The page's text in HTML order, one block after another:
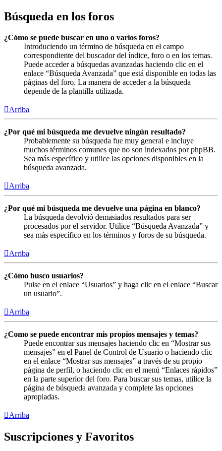
Búsqueda en los foros
¿Cómo se puede buscar en uno o varios foros?
Introduciendo un término de búsqueda en el campo
correspondiente del buscador del índice, foro o en los temas.
Puede acceder a búsquedas avanzadas haciendo clic en el
enlace “Búsqueda Avanzada” que está disponible en todas las
páginas del foro. La manera de acceder a la búsqueda
depende de la plantilla utilizada.
Arriba
¿Por qué mi búsqueda me devuelve ningún resultado?
Probablemente su búsqueda fue muy general e incluye
muchos términos comunes que no son indexados por phpBB.
Sea más específico y utilice las opciones disponibles en la
búsqueda avanzada.
Arriba
¿Por qué mi búsqueda me devuelve una página en blanco?
La búsqueda devolvió demasiados resultados para ser
procesados por el servidor. Utilice “Búsqueda Avanzada” y
sea más específico en los términos y foros de su búsqueda.
Arriba
¿Cómo busco usuarios?
Pulse en el enlace “Usuarios” y haga clic en el enlace “Buscar
un usuario”.
Arriba
¿Como se puede encontrar mis propios mensajes y temas?
Puede encontrar sus mensajes haciendo clic en “Mostrar sus
mensajes” en el Panel de Control de Usuario o haciendo clic
en el enlace “Mostrar sus mensajes” a través de su propio
página de perfil, o haciendo clic en el menú “Enlaces rápidos”
en la parte superior del foro. Para buscar sus temas, utilice la
página de búsqueda avanzada y complete las opciones
apropiadas.
Arriba
Suscripciones y Favoritos